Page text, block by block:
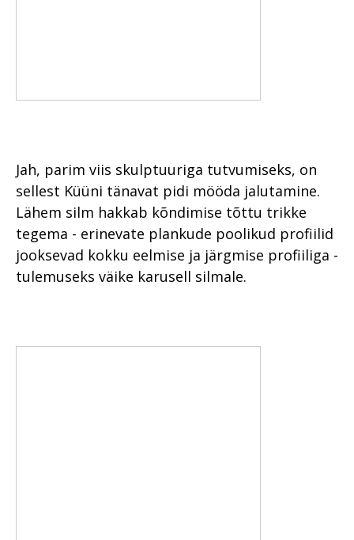
Jah, parim viis skulptuuriga tutvumiseks, on
sellest Küüni tänavat pidi mööda jalutamine.
Lähem silm hakkab kõndimise tõttu trikke
tegema - erinevate plankude poolikud profiilid
jooksevad kokku eelmise ja järgmise profiiliga -
tulemuseks väike karusell silmale.